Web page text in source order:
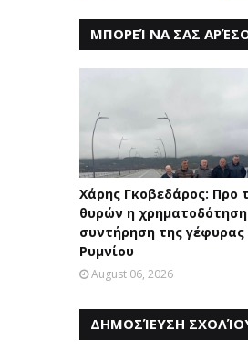
ΜΠΟΡΕΊ ΝΑ ΣΑΣ
Χάρης Γκοβεδάρος: Προ
θυρών η χρηματοδότηση
συντήρηση της γέφυρας
Ρυμνίου
August 06, 2026
ΔΗΜΟΣΊΕΥΣΗ